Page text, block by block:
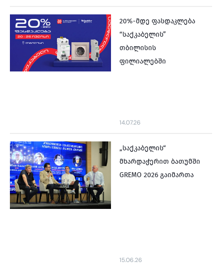
20%-მდე ფასდაკლება
“საქკაბელის”
თბილისის
ფილიალებში
14.07.26
„საქკაბელის“
მხარდაჭერით ბათუმში
GREMO 2026 გაიმართა
15.06.26